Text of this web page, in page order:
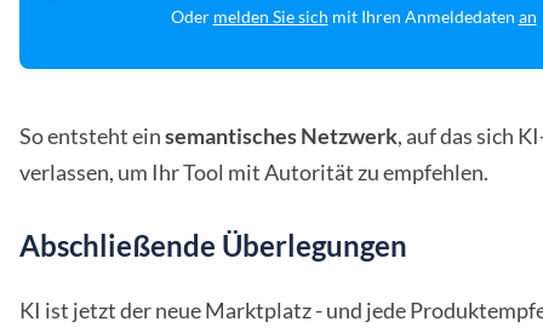
Oder melden Sie sich mit Ihren Anmeldedaten an
So entsteht einsemantisches Netzwerk, auf das sich
verlassen, um Ihr Tool mit Autorität zu empfehlen.
Abschließende Überlegungen
KI ist jetzt der neue Marktplatz - und jede